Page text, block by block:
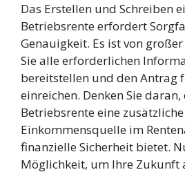
Das Erstellen und Schreiben
Betriebsrente erfordert
Genauigkeit. Es ist von
Sie alle erforderlichen
bereitstellen und den Antrag
einreichen. Denken Sie
Betriebsrente eine zusätzliche
Einkommensquelle im
finanzielle Sicherheit bietet.
Möglichkeit, um Ihre Zukunft